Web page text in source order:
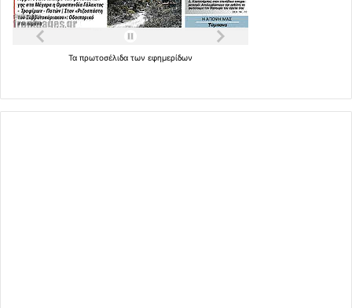
Τα πρωτοσέλιδα των εφημερίδων